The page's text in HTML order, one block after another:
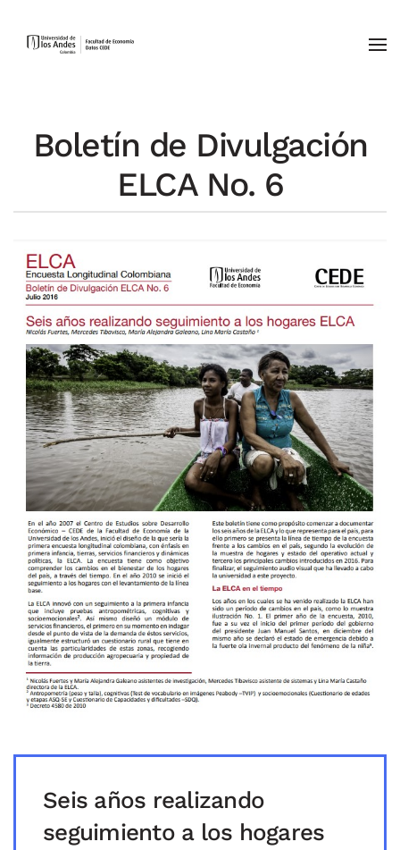
Skip to main content
Boletín de Divulgación
ELCA No. 6
Seis años realizando
seguimiento a los hogares